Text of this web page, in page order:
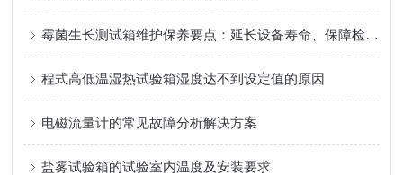
霉菌生长测试箱维护保养要点：延长设备寿命、保障检测数据精准性的实用技巧
程式高低温湿热试验箱湿度达不到设定值的原因
电磁流量计的常见故障分析解决方案
盐雾试验箱的试验室内温度及安装要求